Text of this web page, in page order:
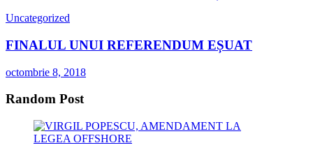
Uncategorized
FINALUL UNUI REFERENDUM EȘUAT
octombrie 8, 2018
Random Post